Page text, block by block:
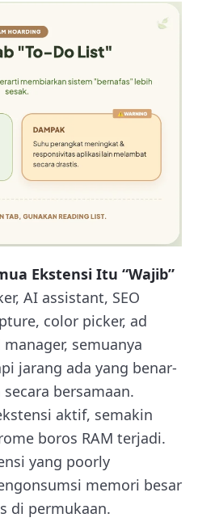
Ekstensi Itu “Wajib”
AI assistant, SEO
color picker, ad
semuanya
jarang ada yang benar-
bersamaan.
aktif, semakin
boros RAM terjadi.
yang poorly
memori besar
di permukaan.